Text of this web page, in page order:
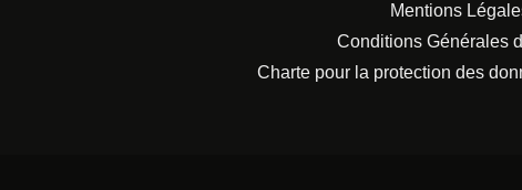
Mentions
Conditions Générales
Charte pour la protection des